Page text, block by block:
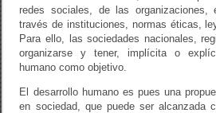
redes sociales, de las
través de instituciones, normas éticas,
Para ello, las sociedades nacionales,
organizarse y tener, implícita o
humano como objetivo.
El desarrollo humano es pues una
en sociedad, que puede ser alcanzada